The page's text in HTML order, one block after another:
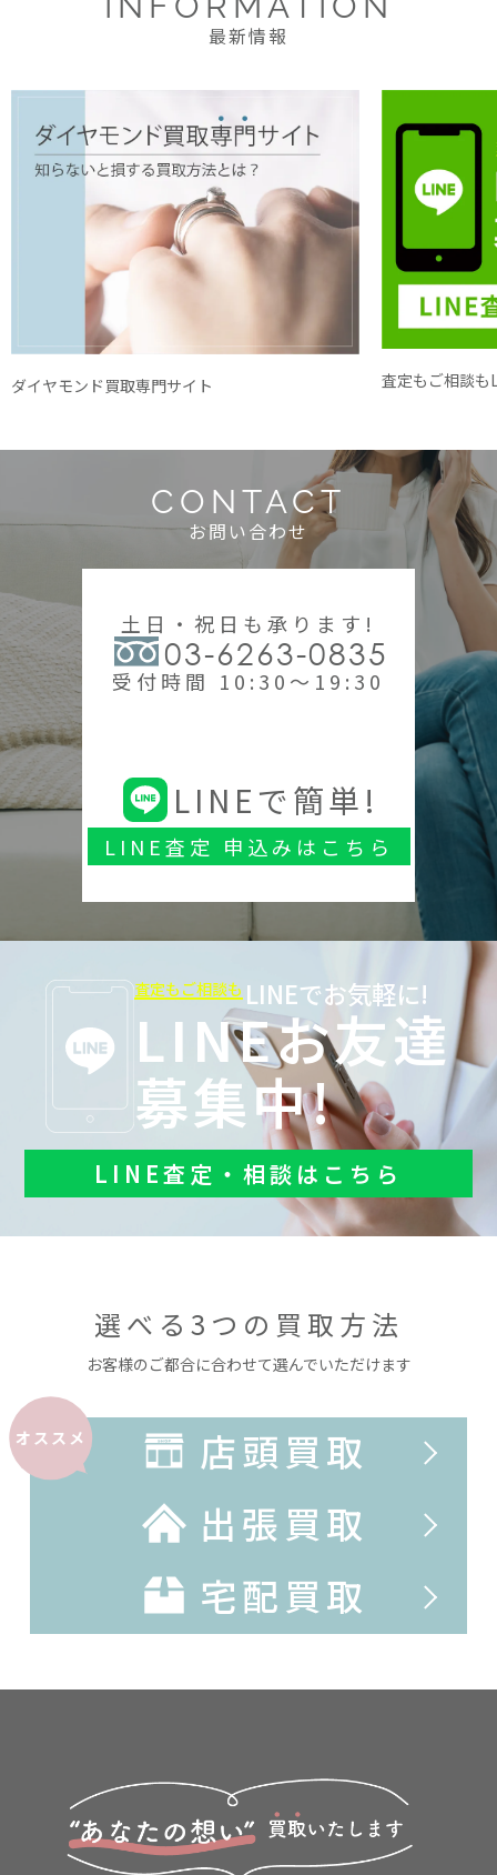
最新情報
ダイヤモンド買取専門サイト 査定もご相談も
CONTACT
お問い合わせ
土日・祝日も承ります!
03-6263-0835
受付時間 10:30～19:30
LINEで簡単!
LINE査定 申込みはこちら
査定もご相談も LINEでお気軽に!
LINEお友達
募集中!
LINE査定・相談はこちら
選べる3つの買取方法
お客様のご都合に合わせて選んでいただけます
オススメ
店頭買取
出張買取
宅配買取